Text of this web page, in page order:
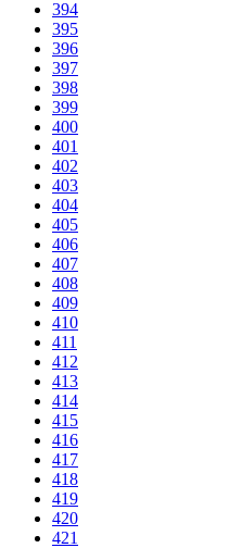
394
395
396
397
398
399
400
401
402
403
404
405
406
407
408
409
410
411
412
413
414
415
416
417
418
419
420
421